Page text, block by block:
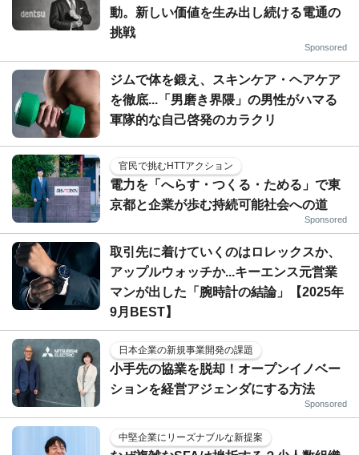
動。新しい価値を生み出し続ける電通の
挑戦
Sponsored
ジムで体を鍛え、スキンケア・ヘアケア
を徹底...「男磨き界隈」の男性がハマる
軍隊的な自己啓発のカラクリ
官民で挑むHTTアクション
電力を「へらす・つくる・ためる」で東
京都と企業が歩む持続可能社会への道
Sponsored
取引先に着けていくのはロレックスか、
アップルウォッチか...キーエンス元営業
マンが出した「腕時計の結論」【2025年
9月BEST】
日本企業の新規事業開発の課題
小手先の協業を脱却！オープンイノベー
ションを経営アジェンダにする方法
Sponsored
中堅企業にリーズナブルな新提案